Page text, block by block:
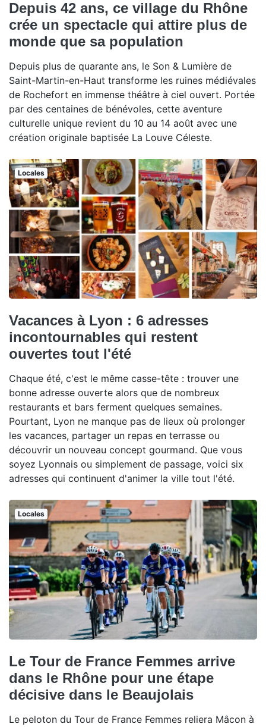
Depuis 42 ans, ce village du Rhône
crée un spectacle qui attire plus de
monde que sa population
Depuis plus de quarante ans, le Son & Lumière de
Saint-Martin-en-Haut transforme les ruines médiévales
de Rochefort en immense théâtre à ciel ouvert. Portée
par des centaines de bénévoles, cette aventure
culturelle unique revient du 10 au 14 août avec une
création originale baptisée La Louve Céleste.
Locales
Vacances à Lyon : 6 adresses
incontournables qui restent
ouvertes tout l'été
Chaque été, c'est le même casse-tête : trouver une
bonne adresse ouverte alors que de nombreux
restaurants et bars ferment quelques semaines.
Pourtant, Lyon ne manque pas de lieux où prolonger
les vacances, partager un repas en terrasse ou
découvrir un nouveau concept gourmand. Que vous
soyez Lyonnais ou simplement de passage, voici six
adresses qui continuent d'animer la ville tout l'été.
Locales
Le Tour de France Femmes arrive
dans le Rhône pour une étape
décisive dans le Beaujolais
Le peloton du Tour de France Femmes reliera Mâcon à